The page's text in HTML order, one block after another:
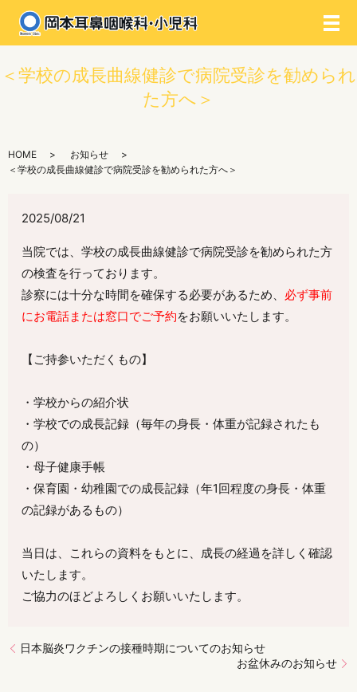
メ
＜学校の成長曲線健診で病院受診を勧められ
た方へ＞
HOME
お知らせ
＜学校の成長曲線健診で病院受診を勧められた方へ＞
2025/08/21
当院では、学校の成長曲線健診で病院受診を勧められた方
の検査を行っております。
診察には十分な時間を確保する必要があるため、 必ず事前
にお電話または窓口でご予約をお願いいたします。
【ご持参いただくもの】
・学校からの紹介状
・学校での成長記録（毎年の身長・体重が記録されたも
の）
・母子健康手帳
・保育園・幼稚園での成長記録（年1回程度の身長・体重
の記録があるもの）
当日は、これらの資料をもとに、成長の経過を詳しく確認
いたします。
ご協力のほどよろしくお願いいたします。
日本脳炎ワクチンの接種時期についてのお知らせ
お盆休みのお知らせ